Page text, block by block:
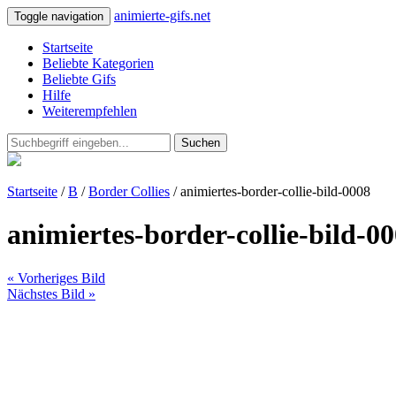
Toggle navigation animierte-gifs.net
Startseite
Beliebte Kategorien
Beliebte Gifs
Hilfe
Weiterempfehlen
Suchen
Startseite /B /Border Collies / animiertes-border-collie-bild-0008
animiertes-border-collie-bild-
« Vorheriges Bild
Nächstes Bild »